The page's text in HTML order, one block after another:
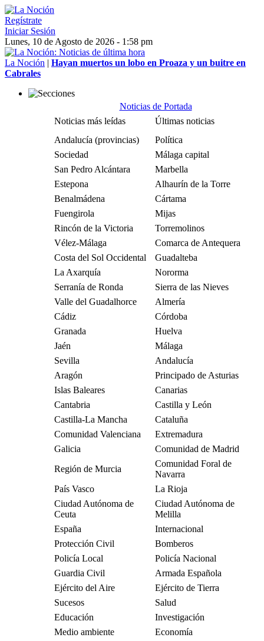
Regístrate
Iniciar Sesión
Lunes, 10 de Agosto de 2026 - 1:58 pm
La Noción | Hayan muertos un lobo en Proaza y un buitre en
Cabrales
Noticias de Portada
Noticias más leídas
Últimas noticias
Andalucía (provincias)
Política
Sociedad
Málaga capital
San Pedro Alcántara
Marbella
Estepona
Alhaurín de la Torre
Benalmádena
Cártama
Fuengirola
Mijas
Rincón de la Victoria
Torremolinos
Vélez-Málaga
Comarca de Antequera
Costa del Sol Occidental
Guadalteba
La Axarquía
Nororma
Serranía de Ronda
Sierra de las Nieves
Valle del Guadalhorce
Almería
Cádiz
Córdoba
Granada
Huelva
Jaén
Málaga
Sevilla
Andalucía
Aragón
Principado de Asturias
Islas Baleares
Canarias
Cantabria
Castilla y León
Castilla-La Mancha
Cataluña
Comunidad Valenciana
Extremadura
Galicia
Comunidad de Madrid
Región de Murcia
Comunidad Foral de
Navarra
País Vasco
La Rioja
Ciudad Autónoma de
Ceuta
Ciudad Autónoma de
Melilla
España
Internacional
Protección Civil
Bomberos
Policía Local
Policía Nacional
Guardia Civil
Armada Española
Ejército del Aire
Ejército de Tierra
Sucesos
Salud
Educación
Investigación
Medio ambiente
Economía